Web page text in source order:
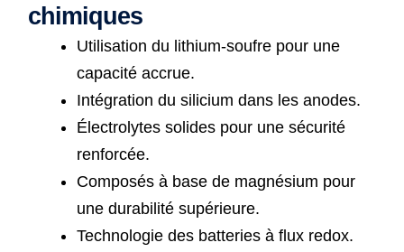
chimiques
Utilisation du lithium-soufre pour une
capacité accrue.
Intégration du silicium dans les anodes.
Électrolytes solides pour une sécurité
renforcée.
Composés à base de magnésium pour
une durabilité supérieure.
Technologie des batteries à flux redox.